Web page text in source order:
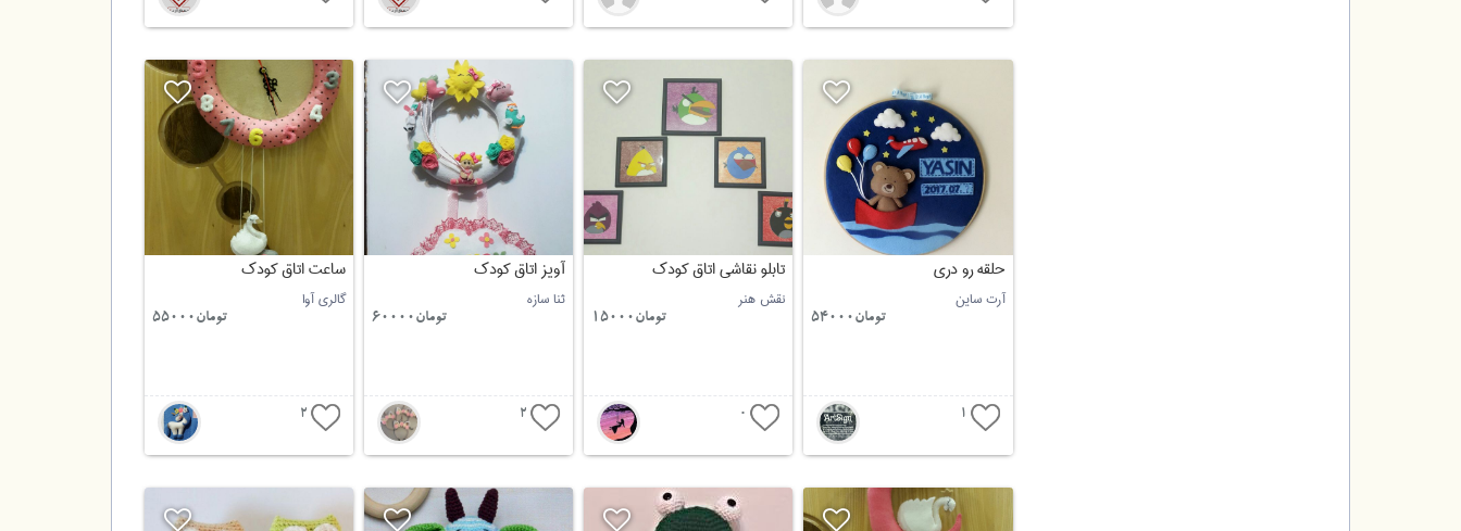
حلقه رو دری
آرت ساین
تومان54000
1
تابلو نقاشی اتاق کودک
نقش هنر
تومان15000
0
آویز اتاق کودک
ثنا سازه
تومان60000
2
ساعت اتاق کودک
گالری آوا
تومان55000
2